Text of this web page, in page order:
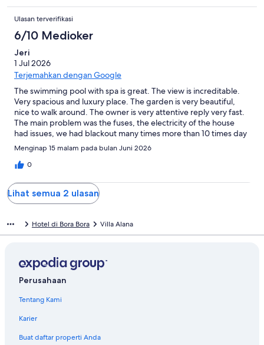
Ulasan terverifikasi
6/10 Medioker
Jeri
1 Jul 2026
Terjemahkan dengan Google
The swimming pool with spa is great. The view is increditable.
Very spacious and luxury place. The garden is very beautiful,
nice to walk around. The owner is very attentive reply very fast.
The main problem was the fuses, the electricity of the house
had issues, we had blackout many times more than 10 times day
and night. The gate door had the problem for opening. fx the
electricity issue, that would be better. The airconditoner was
leaking water, it had been fixed. but water was still leaking
was no sign for Villa Alana, we found it difficult. The location is
situated at the convenient location, it is close to Chen Lee
supermarkets. St.James patisserie, bank, post office.The
from that, we had full kitchen accessories. lots of different
very much. Plenty of food trucks close to shopping centres at
the night time, locals shops selling fruits, just perfect.
Menginap 15 malam pada bulan Juni 2026
0
Lihat semua 2 ulasan
Hotel di Bora Bora Villa Alana
Perusahaan
Tentang Kami
Karier
Buat daftar properti Anda